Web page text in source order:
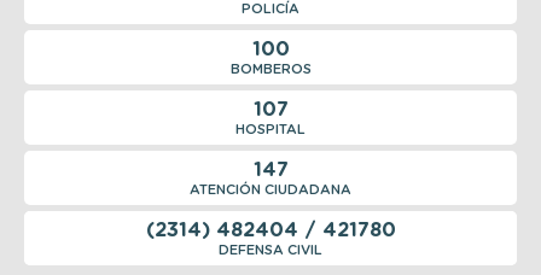
POLICÍA
100
BOMBEROS
107
HOSPITAL
147
ATENCIÓN CIUDADANA
(2314) 482404 / 421780
DEFENSA CIVIL